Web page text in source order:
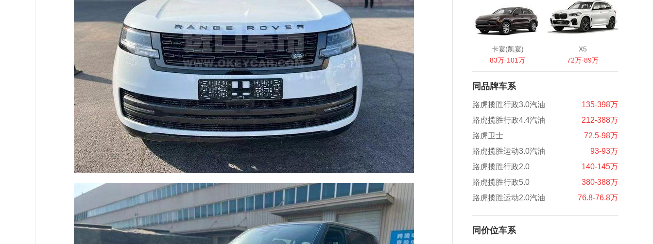
卡宴(凯宴)
83万-101万
X5
72万-89万
同品牌车系
路虎揽胜行政3.0汽油
135-398万
路虎揽胜行政4.4汽油
212-388万
路虎卫士
72.5-98万
路虎揽胜运动3.0汽油
93-93万
路虎揽胜行政2.0
140-145万
路虎揽胜行政5.0
380-388万
路虎揽胜运动2.0汽油
76.8-76.8万
同价位车系